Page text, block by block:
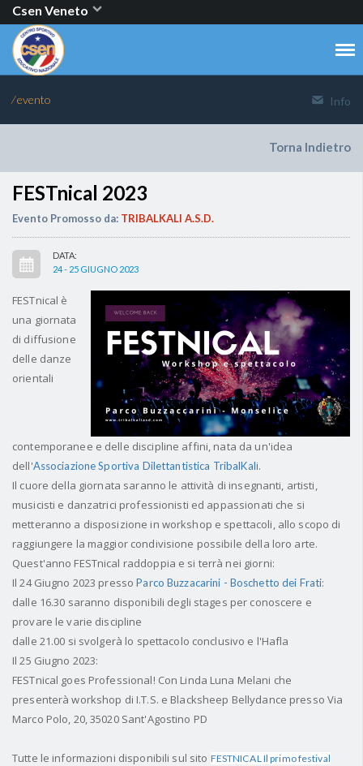
Csen Veneto
⁄ evento Info
Torna Indietro
FESTnical 2023
Evento Promosso da: TRIBALKALI A.S.D.
DATA:
24 - 25 GIUGNO 2023
FESTnical è
una giornata
di diffusione
delle danze
orientali
contemporanee e delle discipline affini, nata da un'idea
dell'Associazione Sportiva Dilettantistica TribalKali.
Il cuore della giornata saranno le attività di insegnanti, artisti,
musicisti e danzatrici professionisti ed appassionati che si
metteranno a disposizione in workshop e spettacoli, allo scopo di
raggiungere la maggior condivisione possibile della loro arte.
Quest'anno FESTnical raddoppia e si terrà nei giorni:
Il 24 Giugno 2023 pressoParco Buzzacarini - Boschetto dei Frati:
dalle 16.30 saranno disponibili degli stages per conoscere e
provare le varie discipline
dalle 21.00 si svolgerà lo spettacolo conclusivo e l'Hafla
Il 25 Giugno 2023:
FESTnical goes Professional! Con Linda Luna Melani che
presenterà workshop di I.T.S. e Blacksheep Bellydance presso Via
Marco Polo, 20, 35020 Sant'Agostino PD
Tutte le informazioni disponibili sul sito FESTNICAL Il primo festival